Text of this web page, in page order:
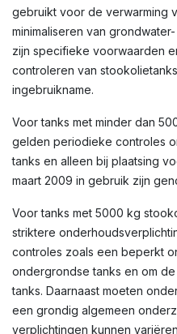
gebruikt voor de verwarming
minimaliseren van
zijn specifieke voorwaarden
controleren van
ingebruikname.
Voor tanks met minder dan
gelden periodieke controles
tanks en alleen bij plaatsing
maart 2009 in gebruik zijn
Voor tanks met 5000 kg
striktere
controles zoals een beperkt
ondergrondse tanks en om
tanks. Daarnaast moeten
een grondig algemeen
verplichtingen kunnen